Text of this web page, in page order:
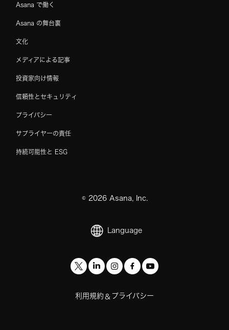
Asana で働く
Asana の舞台裏
文化
メディアによる記事
投資家向け情報
信頼性とセキュリティ
プライバシー
サプライヤーの責任
持続可能性と ESG
© 2026Asana, Inc.
Language
利用規約 & プライバシー